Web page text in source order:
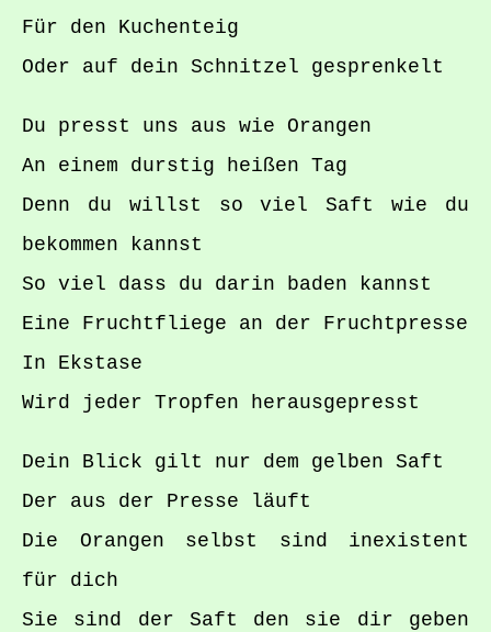
Für den Kuchenteig
Oder auf dein Schnitzel gesprenkelt
Du presst uns aus wie Orangen
An einem durstig heißen Tag
Denn du willst so viel Saft wie du
bekommen kannst
So viel dass du darin baden kannst
Eine Fruchtfliege an der Fruchtpresse
In Ekstase
Wird jeder Tropfen herausgepresst
Dein Blick gilt nur dem gelben Saft
Der aus der Presse läuft
Die Orangen selbst sind inexistent
für dich
Sie sind der Saft den sie dir geben